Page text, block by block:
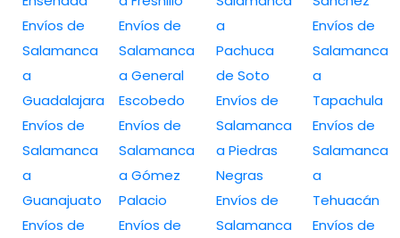
Envíos de
Salamanca
a
Guadalajara
Envíos de
Salamanca
a
Guanajuato
Envíos de
Envíos de
Salamanca
a General
Escobedo
Envíos de
Salamanca
a Gómez
Palacio
Envíos de
a
Pachuca
de Soto
Envíos de
Salamanca
a Piedras
Negras
Envíos de
Salamanca
Envíos de
Salamanca
a
Tapachula
Envíos de
Salamanca
a
Tehuacán
Envíos de